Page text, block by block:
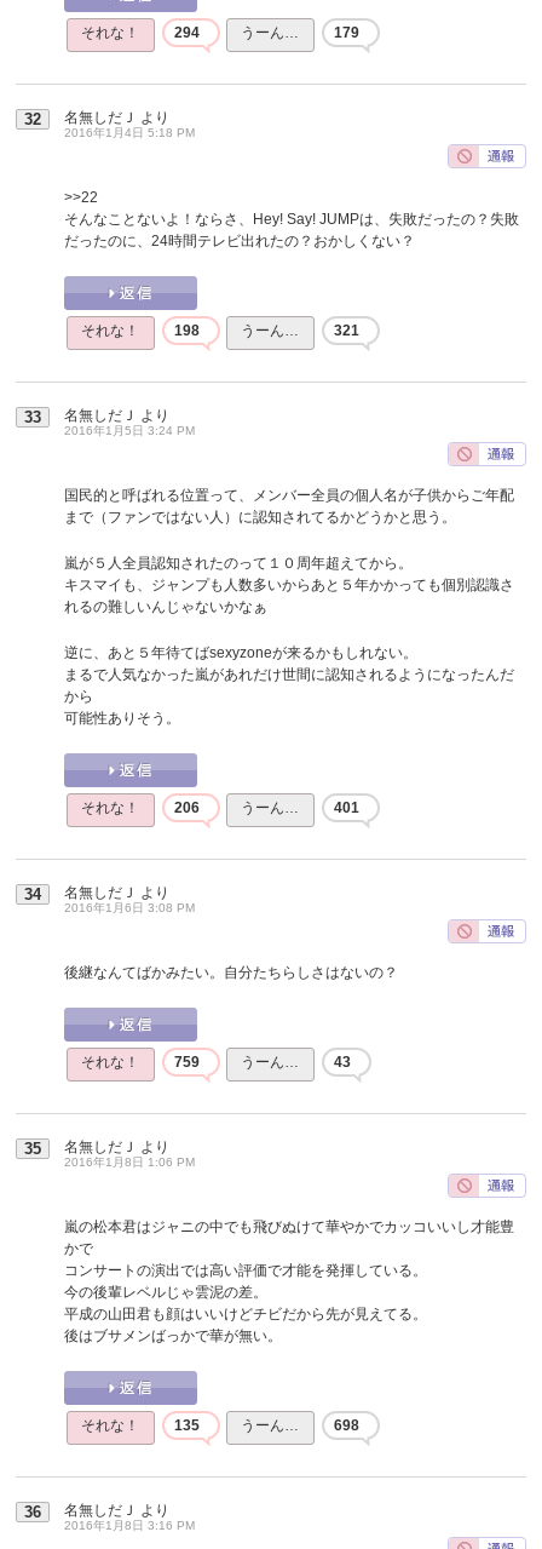
それな！ 294 うーん… 179
32 名無しだＪ より
2016年1月4日 5:18 PM
>>22
そんなことないよ！ならさ、Hey! Say! JUMPは、失敗だったの？失敗
だったのに、24時間テレビ出れたの？おかしくない？
それな！ 198 うーん… 321
33 名無しだＪ より
2016年1月5日 3:24 PM
国民的と呼ばれる位置って、メンバー全員の個人名が子供からご年配
まで（ファンではない人）に認知されてるかどうかと思う。
嵐が５人全員認知されたのって１０周年超えてから。
キスマイも、ジャンプも人数多いからあと５年かかっても個別認識さ
れるの難しいんじゃないかなぁ
逆に、あと５年待てばsexyzoneが来るかもしれない。
まるで人気なかった嵐があれだけ世間に認知されるようになったんだ
から
可能性ありそう。
それな！ 206 うーん… 401
34 名無しだＪ より
2016年1月6日 3:08 PM
後継なんてばかみたい。自分たちらしさはないの？
それな！ 759 うーん… 43
35 名無しだＪ より
2016年1月8日 1:06 PM
嵐の松本君はジャニの中でも飛びぬけて華やかでカッコいいし才能豊
かで
コンサートの演出では高い評価で才能を発揮している。
今の後輩レベルじゃ雲泥の差。
平成の山田君も顔はいいけどチビだから先が見えてる。
後はブサメンばっかで華が無い。
それな！ 135 うーん… 698
36 名無しだＪ より
2016年1月8日 3:16 PM